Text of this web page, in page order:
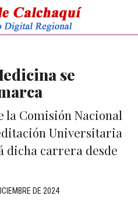
se
la Comisión Nacional
Universitaria
dicha carrera desde
DE 2024